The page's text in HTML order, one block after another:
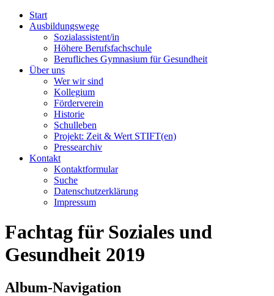
Start
Ausbildungswege
Sozialassistent/in
Höhere Berufsfachschule
Berufliches Gymnasium für Gesundheit
Über uns
Wer wir sind
Kollegium
Förderverein
Historie
Schulleben
Projekt: Zeit & Wert STIFT(en)
Pressearchiv
Kontakt
Kontaktformular
Suche
Datenschutzerklärung
Impressum
Fachtag für Soziales und
Gesundheit 2019
Album-Navigation